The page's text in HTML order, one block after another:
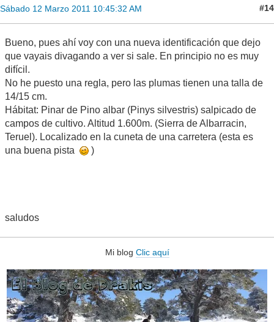
Sábado 12 Marzo 2011 10:45:32 AM #14
Bueno, pues ahí voy con una nueva identificación que dejo
que vayais divagando a ver si sale. En principio no es muy
difícil.
No he puesto una regla, pero las plumas tienen una talla de
14/15 cm.
Hábitat: Pinar de Pino albar (Pinys silvestris) salpicado de
campos de cultivo. Altitud 1.600m. (Sierra de Albarracin,
Teruel). Localizado en la cuneta de una carretera (esta es
una buena pista
)
saludos
Mi blog Clic aquí